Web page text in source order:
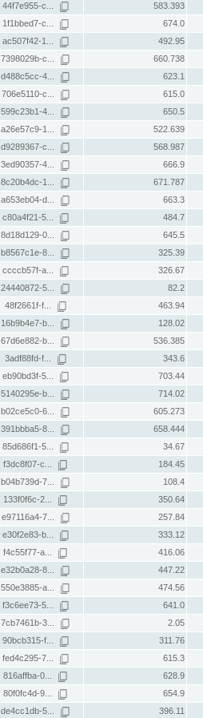
44f7e955-c... 583.393
1f1bbed7-c... 674.0
ac507f42-1... 492.95
7398029b-c... 660.738
d488c5cc-4... 623.1
706e5110-c... 615.0
599c23b1-4... 650.5
a26e57c9-1... 522.639
d9289367-c... 568.987
3ed90357-4... 666.9
8c20b4dc-1... 671.787
a653eb04-d... 663.3
c80a4f21-5... 484.7
8d18d129-0... 645.5
b8567c1e-8... 325.39
ccccb57f-a... 326.67
24440872-5... 82.2
48f2661f-f... 463.94
16b9b4e7-b... 128.02
67d6e882-b... 536.385
3adf88fd-f... 343.6
eb90bd3f-5... 703.44
5140295e-b... 714.02
b02ce5c0-6... 605.273
391bbba5-8... 658.444
85d686f1-5... 34.67
f3dc8f07-c... 184.45
b04b739d-7... 108.4
133f0f6c-2... 350.64
e97116a4-7... 257.84
e30f2e83-b... 333.12
f4c55f77-a... 416.06
e32b0a28-8... 447.22
550e3885-a... 474.56
f3c6ee73-5... 641.0
7cb7461b-3... 2.05
90bcb315-f... 311.76
fed4c295-7... 615.3
816affba-0... 628.9
80f0fc4d-9... 654.9
de4cc1db-5... 396.11